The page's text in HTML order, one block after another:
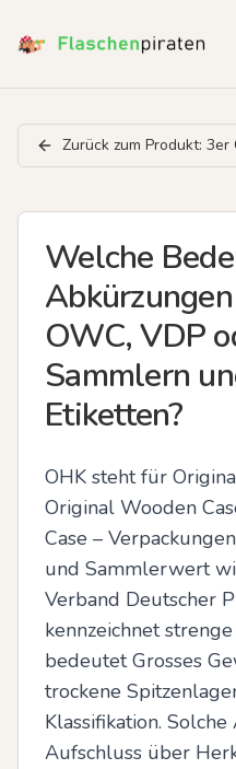
Zurück zum Produkt: 3er
Welche
OWC, VDP
Sammlern
Etiketten?
OHK steht für
Original Wooden
Case –
und Sammlerwert
Verband Deutscher
kennzeichnet
bedeutet Grosses
trockene
Klassifikation.
Aufschluss über